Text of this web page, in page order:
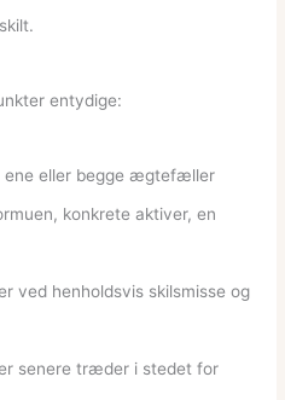
entydige:
eller begge ægtefæller
konkrete aktiver, en
ved henholdsvis skilsmisse og
senere træder i stedet for